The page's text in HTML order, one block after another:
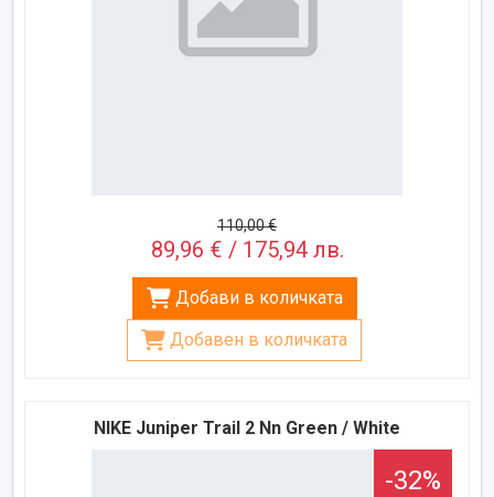
110,00 €
89,96 € / 175,94 лв.
Добави в количката
Добавен в количката
NIKE Juniper Trail 2 Nn Green / White
-32%